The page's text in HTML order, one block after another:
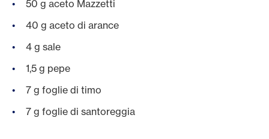
50 g aceto Mazzetti
40 g aceto di arance
4 g sale
1,5 g pepe
7 g foglie di timo
7 g foglie di santoreggia